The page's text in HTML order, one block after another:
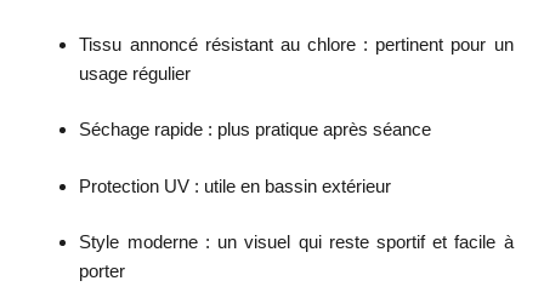
Tissu annoncé résistant au chlore : pertinent pour un
usage régulier
Séchage rapide : plus pratique après séance
Protection UV : utile en bassin extérieur
Style moderne : un visuel qui reste sportif et facile à
porter